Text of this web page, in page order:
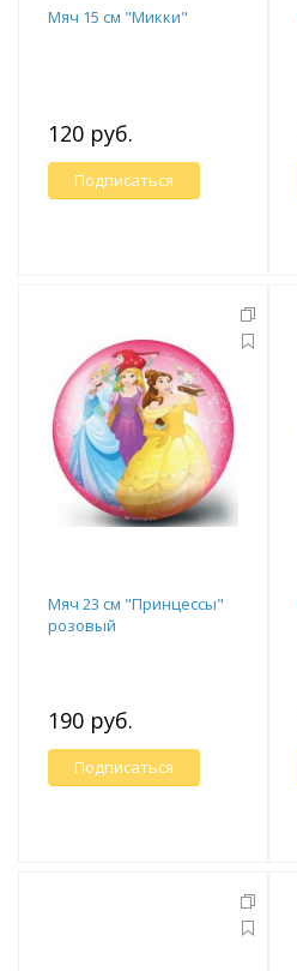
Мяч 15 см "Микки"
120 руб.
Подписаться
Мяч 23 см "Принцессы"
розовый
190 руб.
Подписаться